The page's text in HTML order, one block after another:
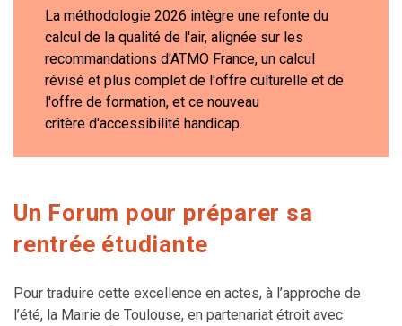
La méthodologie 2026 intègre une refonte du
calcul de la qualité de l'air, alignée sur les
recommandations d'ATMO France, un calcul
révisé et plus complet de l'offre culturelle et de
l'offre de formation, et ce nouveau
critère d'accessibilité handicap.
Un Forum pour préparer sa
rentrée étudiante
Pour traduire cette excellence en actes, à l’approche de
l’été, la Mairie de Toulouse, en partenariat étroit avec